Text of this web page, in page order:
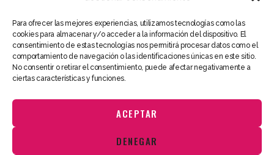
Para ofrecer las mejores experiencias, utilizamos tecnologías como las
cookies para almacenar y/o acceder a la información del dispositivo. El
consentimiento de estas tecnologías nos permitirá procesar datos como el
comportamiento de navegación o las identificaciones únicas en este sitio.
No consentir o retirar el consentimiento, puede afectar negativamente a
ciertas características y funciones.
ACEPTAR
DENEGAR
EMAIL
INFO@MIKESYNTEC.COM
Utilizamos cookies para ofrecerte la mejor experiencia en nuestra
web.